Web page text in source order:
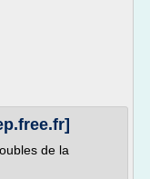
de la